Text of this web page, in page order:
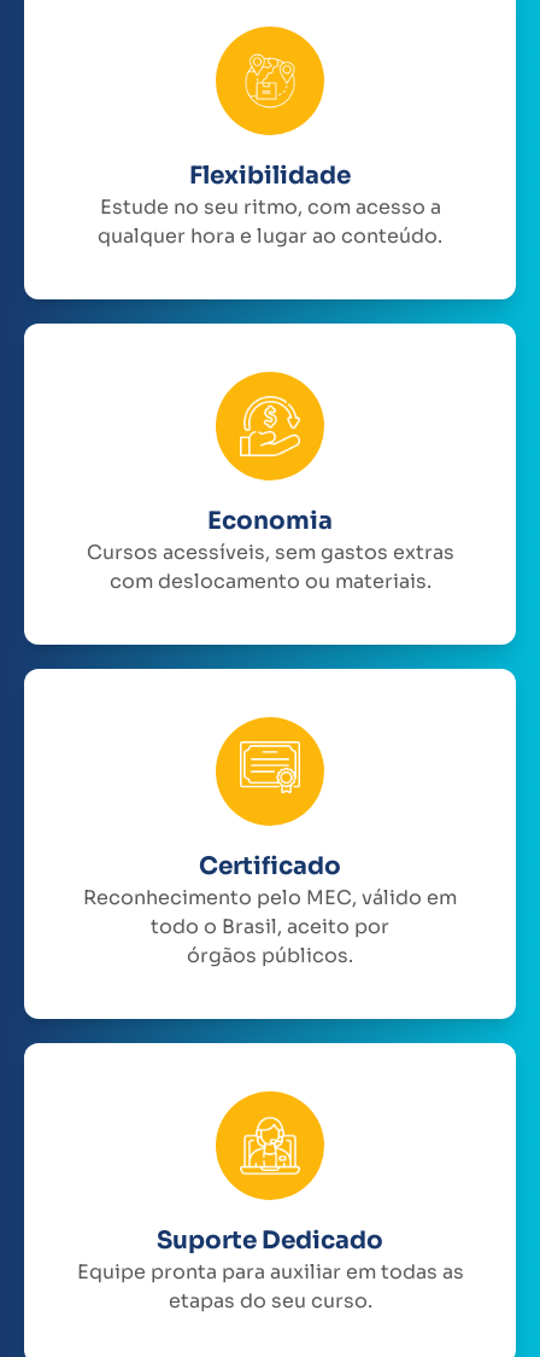
Flexibilidade
Estude no seu ritmo, com acesso a
qualquer hora e lugar ao conteúdo.
Economia
Cursos acessíveis, sem gastos extras
com deslocamento ou materiais.
Certificado
Reconhecimento pelo MEC, válido em
todo o Brasil, aceito por
órgãos públicos.
Suporte Dedicado
Equipe pronta para auxiliar em todas as
etapas do seu curso.